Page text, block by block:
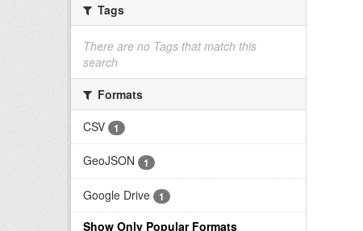
Tags
There are no Tags that match this
search
Formats
CSV
1
GeoJSON 1
Google Drive 1
Show Only Popular Formats